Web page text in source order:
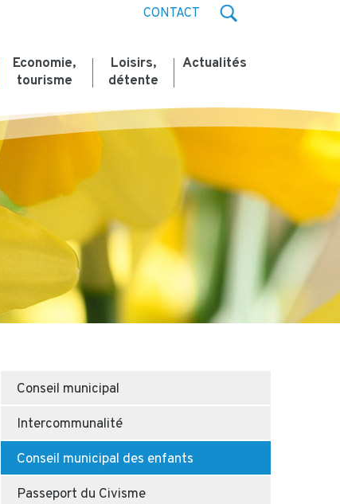
CONTACT
Economie,
tourisme
Loisirs,
détente
Actualités
Conseil municipal
Intercommunalité
Conseil municipal des enfants
Passeport du Civisme